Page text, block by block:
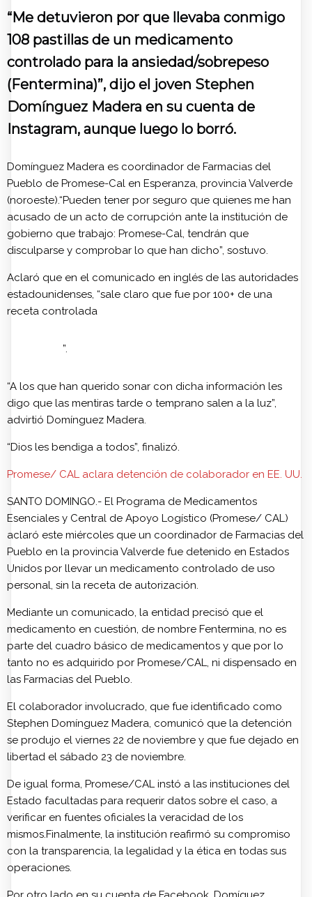
“Me detuvieron por que llevaba conmigo
108 pastillas de un medicamento
controlado para la ansiedad/sobrepeso
(Fentermina)”, dijo el joven Stephen
Domínguez Madera en su cuenta de
Instagram, aunque luego lo borró.
Domínguez Madera es coordinador de Farmacias del
Pueblo de Promese-Cal en Esperanza, provincia Valverde
(noroeste).“Pueden tener por seguro que quienes me han
acusado de un acto de corrupción ante la institución de
gobierno que trabajo: Promese-Cal, tendrán que
disculparse y comprobar lo que han dicho”, sostuvo.
Aclaró que en el comunicado en inglés de las autoridades
estadounidenses, “sale claro que fue por 100+ de una
receta controlada
”.
“A los que han querido sonar con dicha información les
digo que las mentiras tarde o temprano salen a la luz”,
advirtió Domínguez Madera.
“Dios les bendiga a todos”, finalizó.
Promese/ CAL aclara detención de colaborador en EE. UU.
SANTO DOMINGO.- El Programa de Medicamentos
Esenciales y Central de Apoyo Logístico (Promese/ CAL)
aclaró este miércoles que un coordinador de Farmacias del
Pueblo en la provincia Valverde fue detenido en Estados
Unidos por llevar un medicamento controlado de uso
personal, sin la receta de autorización.
Mediante un comunicado, la entidad precisó que el
medicamento en cuestión, de nombre Fentermina, no es
parte del cuadro básico de medicamentos y que por lo
tanto no es adquirido por Promese/CAL, ni dispensado en
las Farmacias del Pueblo.
El colaborador involucrado, que fue identificado como
Stephen Domínguez Madera, comunicó que la detención
se produjo el viernes 22 de noviembre y que fue dejado en
libertad el sábado 23 de noviembre.
De igual forma, Promese/CAL instó a las instituciones del
Estado facultadas para requerir datos sobre el caso, a
verificar en fuentes oficiales la veracidad de los
mismos.Finalmente, la institución reafirmó su compromiso
con la transparencia, la legalidad y la ética en todas sus
operaciones.